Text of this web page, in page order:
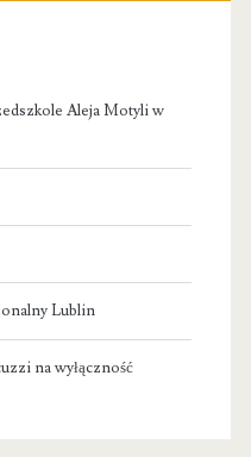
Aleja Motyli w
Lublin
na wyłączność